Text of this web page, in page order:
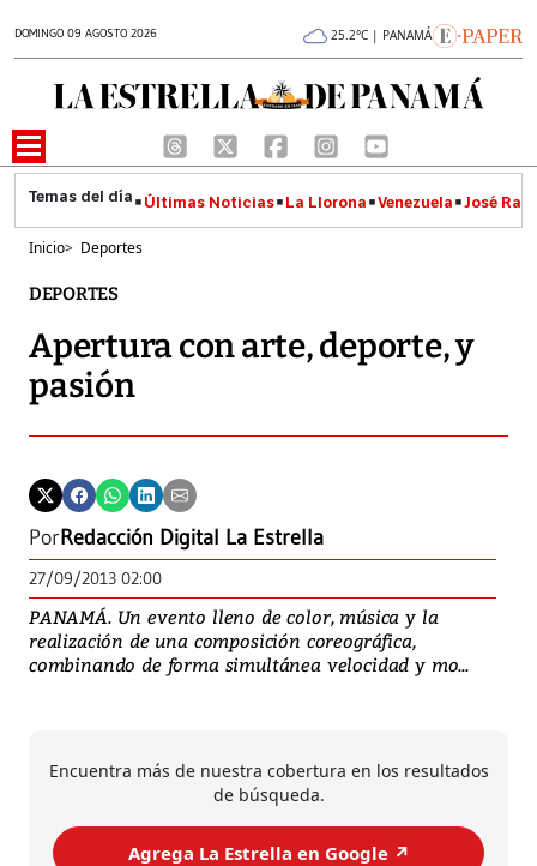
DOMINGO 09 AGOSTO 2026 25.2°C | PANAMÁ
Últimas Noticias La Llorona Venezuela José
Inicio> Deportes
DEPORTES
Apertura con arte, deporte, y
pasión
PorRedacción Digital La Estrella
27/09/2013 02:00
PANAMÁ. Un evento lleno de color, música y la
realización de una composición coreográfica,
combinando de forma simultánea velocidad y mo...
Encuentra más de nuestra cobertura en los resultados
de búsqueda.
Agrega La Estrella en Google ↗️